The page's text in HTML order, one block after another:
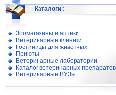
Каталоги :
Зоомагазины и аптеки
Ветеринарные клиники
Гостиницы для животных
Приюты
Ветеринарные лаборатории
Каталог ветеринарных препаратов
Ветеринарные ВУЗы